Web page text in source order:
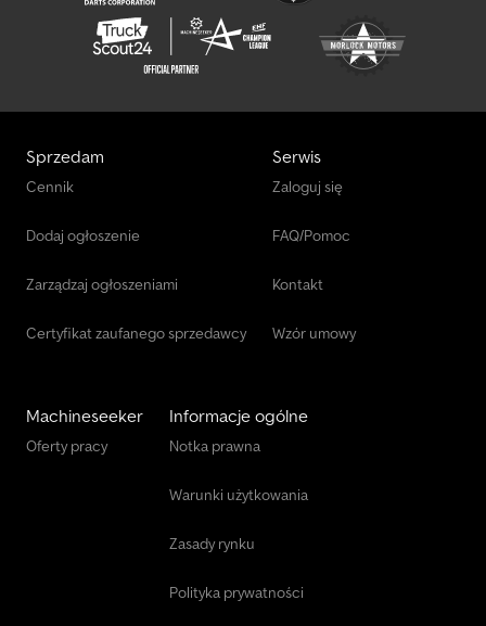
Sprzedam
Cennik
Dodaj ogłoszenie
Zarządzaj ogłoszeniami
Certyfikat zaufanego sprzedawcy
Serwis
Zaloguj się
FAQ/Pomoc
Kontakt
Wzór umowy
Machineseeker
Oferty pracy
Informacje ogólne
Notka prawna
Warunki użytkowania
Zasady rynku
Polityka prywatności